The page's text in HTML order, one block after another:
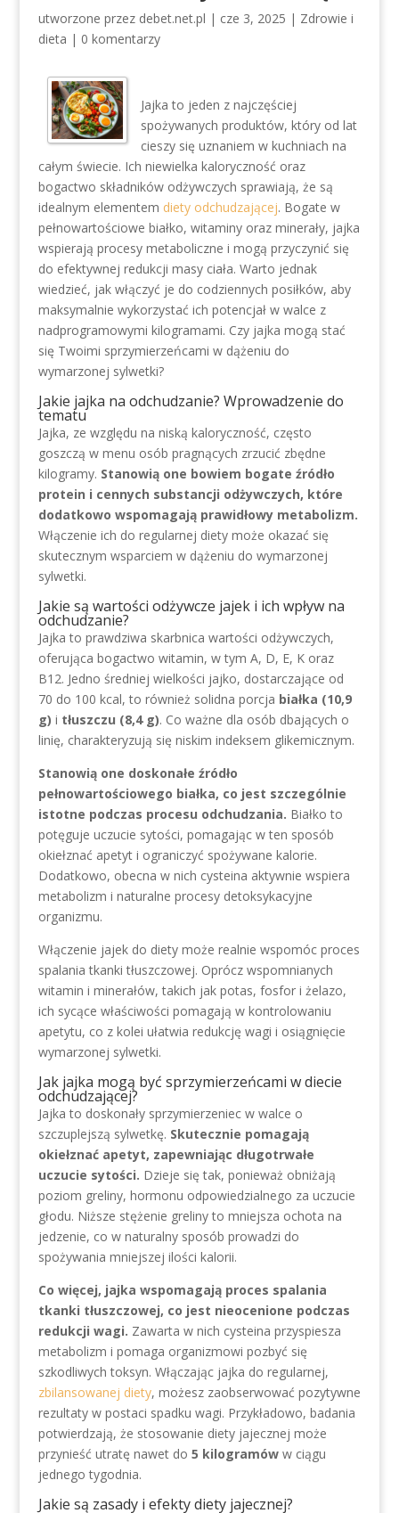
utworzone przez debet.net.pl | cze 3, 2025 | Zdrowie i
dieta | 0 komentarzy
Jajka to jeden z najczęściej
spożywanych produktów, który od lat
cieszy się uznaniem w kuchniach na
całym świecie. Ich niewielka kaloryczność oraz
bogactwo składników odżywczych sprawiają, że są
idealnym elementem diety odchudzającej. Bogate w
pełnowartościowe białko, witaminy oraz minerały, jajka
wspierają procesy metaboliczne i mogą przyczynić się
do efektywnej redukcji masy ciała. Warto jednak
wiedzieć, jak włączyć je do codziennych posiłków, aby
maksymalnie wykorzystać ich potencjał w walce z
nadprogramowymi kilogramami. Czy jajka mogą stać
się Twoimi sprzymierzeńcami w dążeniu do
wymarzonej sylwetki?
Jakie jajka na odchudzanie? Wprowadzenie do
tematu
Jajka, ze względu na niską kaloryczność, często
goszczą w menu osób pragnących zrzucić zbędne
kilogramy. Stanowią one bowiem bogate źródło
protein i cennych substancji odżywczych, które
dodatkowo wspomagają prawidłowy metabolizm.
Włączenie ich do regularnej diety może okazać się
skutecznym wsparciem w dążeniu do wymarzonej
sylwetki.
Jakie są wartości odżywcze jajek i ich wpływ na
odchudzanie?
Jajka to prawdziwa skarbnica wartości odżywczych,
oferująca bogactwo witamin, w tym A, D, E, K oraz
B12. Jedno średniej wielkości jajko, dostarczające od
70 do 100 kcal, to również solidna porcja białka (10,9
g) i tłuszczu (8,4 g). Co ważne dla osób dbających o
linię, charakteryzują się niskim indeksem glikemicznym.
Stanowią one doskonałe źródło
pełnowartościowego białka, co jest szczególnie
istotne podczas procesu odchudzania. Białko to
potęguje uczucie sytości, pomagając w ten sposób
okiełznać apetyt i ograniczyć spożywane kalorie.
Dodatkowo, obecna w nich cysteina aktywnie wspiera
metabolizm i naturalne procesy detoksykacyjne
organizmu.
Włączenie jajek do diety może realnie wspomóc proces
spalania tkanki tłuszczowej. Oprócz wspomnianych
witamin i minerałów, takich jak potas, fosfor i żelazo,
ich sycące właściwości pomagają w kontrolowaniu
apetytu, co z kolei ułatwia redukcję wagi i osiągnięcie
wymarzonej sylwetki.
Jak jajka mogą być sprzymierzeńcami w diecie
odchudzającej?
Jajka to doskonały sprzymierzeniec w walce o
szczuplejszą sylwetkę. Skutecznie pomagają
okiełznać apetyt, zapewniając długotrwałe
uczucie sytości. Dzieje się tak, ponieważ obniżają
poziom greliny, hormonu odpowiedzialnego za uczucie
głodu. Niższe stężenie greliny to mniejsza ochota na
jedzenie, co w naturalny sposób prowadzi do
spożywania mniejszej ilości kalorii.
Co więcej, jajka wspomagają proces spalania
tkanki tłuszczowej, co jest nieocenione podczas
redukcji wagi. Zawarta w nich cysteina przyspiesza
metabolizm i pomaga organizmowi pozbyć się
szkodliwych toksyn. Włączając jajka do regularnej,
zbilansowanej diety, możesz zaobserwować pozytywne
rezultaty w postaci spadku wagi. Przykładowo, badania
potwierdzają, że stosowanie diety jajecznej może
przynieść utratę nawet do 5 kilogramóww ciągu
jednego tygodnia.
Jakie są zasady i efekty diety jajecznej?